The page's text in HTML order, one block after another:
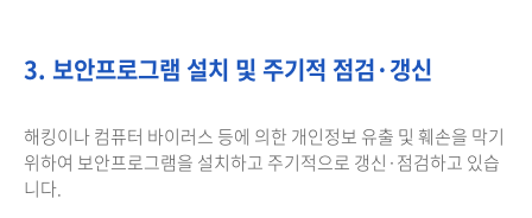
3. 보안프로그램 설치 및 주기적 점검·갱신
해킹이나 컴퓨터 바이러스 등에 의한 개인정보 유출 및 훼손을 막기
위하여 보안프로그램을 설치하고 주기적으로 갱신·점검하고 있습
니다.